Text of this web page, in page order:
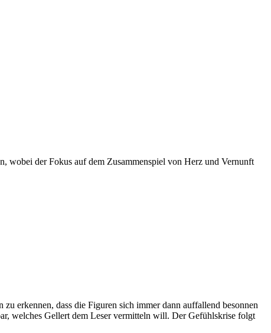
wobei der Fokus auf dem Zusammenspiel von Herz und Vernunft
erkennen, dass die Figuren sich immer dann auffallend besonnen
welches Gellert dem Leser vermitteln will. Der Gefühlskrise folgt